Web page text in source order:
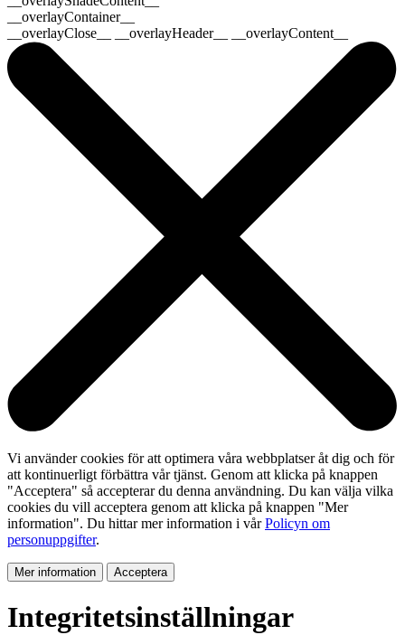
__overlayContainer__
__overlayClose__ __overlayHeader__ __overlayContent__
Vi använder cookies för att optimera våra webbplatser åt dig och för
att kontinuerligt förbättra vår tjänst. Genom att klicka på knappen
"Acceptera" så accepterar du denna användning. Du kan välja vilka
cookies du vill acceptera genom att klicka på knappen "Mer
information". Du hittar mer information i vårPolicyn om
personuppgifter.
Mer information Acceptera
Integritetsinställningar